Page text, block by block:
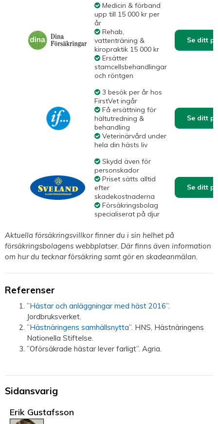
Medicin & förband
upp till 15 000 kr per
år
Rehab,
vattenträning &
kiropraktik 15 000 kr
Ersätter
stamcellsbehandlingar
och röntgen
Se ditt
3 besök per år hos
FirstVet ingår
Få ersättning för
hältutredning &
behandling
Veterinärvård under
hela din hästs liv
Se ditt
Skydd även för
personskador
Priset sätts alltid
efter
skadekostnaderna
Försäkringsbolag
specialiserat på djur
Se ditt
Aktuella försäkringsvillkor finner du i sin helhet på
försäkringsbolagens webbplatser. Där finns även information
om hur du tecknar försäkring samt gör en skadeanmälan.
Referenser
”Hästar och anläggningar med häst 2016”.
Jordbruksverket.
”Hästnäringens samhällsnytta”. HNS, Hästnäringens
Nationella Stiftelse.
”Oförsäkrade hästar lever farligt”. Agria.
Sidansvarig
Erik Gustafsson